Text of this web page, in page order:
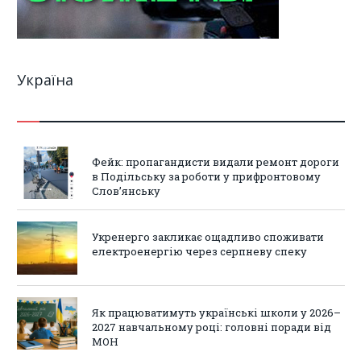
Україна
Фейк: пропагандисти видали ремонт дороги
в Подільську за роботи у прифронтовому
Слов’янську
Укренерго закликає ощадливо споживати
електроенергію через серпневу спеку
Як працюватимуть українські школи у 2026–
2027 навчальному році: головні поради від
МОН